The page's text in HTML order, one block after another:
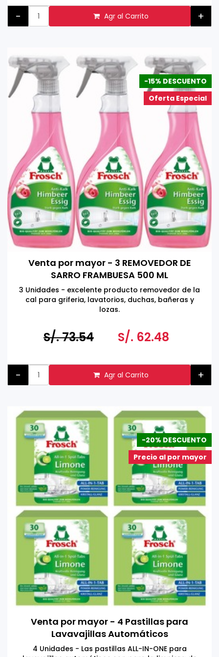
- Agr al Carrito +
-15% DESCUENTO
Oferta Especial
Venta por mayor - 3 REMOVEDOR DE
SARRO FRAMBUESA 500 ML
3 Unidades - excelente producto removedor de la
cal para griferia, lavatorios, duchas, bañeras y
lozas.
S/. 73.54 S/. 62.48
- Agr al Carrito +
-20% DESCUENTO
Precio al por mayor
Venta por mayor - 4 Pastillas para
Lavavajillas Automáticos
(Geschirrspül) 30 Tabletas
4 Unidades - Las pastillas ALL-IN-ONE para